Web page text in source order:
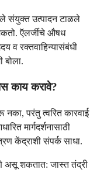
संयुक्त उत्पादन टाळले
ऍलर्जीचे औषध
व रक्तवाहिन्यासंबंधी
बोला.
काय करावे?
परंतु त्वरित कारवाई
मार्गदर्शनासाठी
केंद्राशी संपर्क साधा.
असू शकतात: जास्त तंद्री